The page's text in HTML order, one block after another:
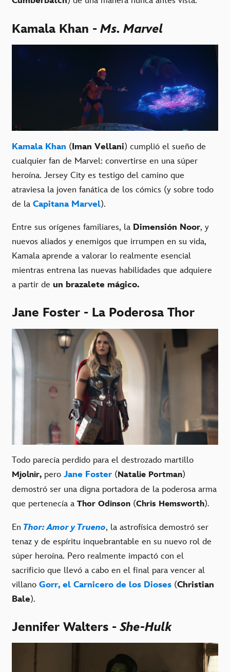
Kamala Khan - Ms. Marvel
Kamala Khan (Iman Vellani) cumplió el sueño de
cualquier fan de Marvel: convertirse en una súper
heroína. Jersey City es testigo del camino que
atraviesa la joven fanática de los cómics (y sobre todo
de la Capitana Marvel).
Entre sus orígenes familiares, la Dimensión Noor, y
nuevos aliados y enemigos que irrumpen en su vida,
Kamala aprende a valorar lo realmente esencial
mientras entrena las nuevas habilidades que adquiere
a partir de un brazalete mágico.
Jane Foster - La Poderosa Thor
Todo parecía perdido para el destrozado martillo
Mjolnir, pero Jane Foster (Natalie Portman)
demostró ser una digna portadora de la poderosa arma
que pertenecía a Thor Odinson (Chris Hemsworth).
En Thor: Amor y Trueno, la astrofísica demostró ser
tenaz y de espíritu inquebrantable en su nuevo rol de
súper heroína. Pero realmente impactó con el
sacrificio que llevó a cabo en el final para vencer al
villano Gorr, el Carnicero de los Dioses (Christian
Bale).
Jennifer Walters -She-Hulk